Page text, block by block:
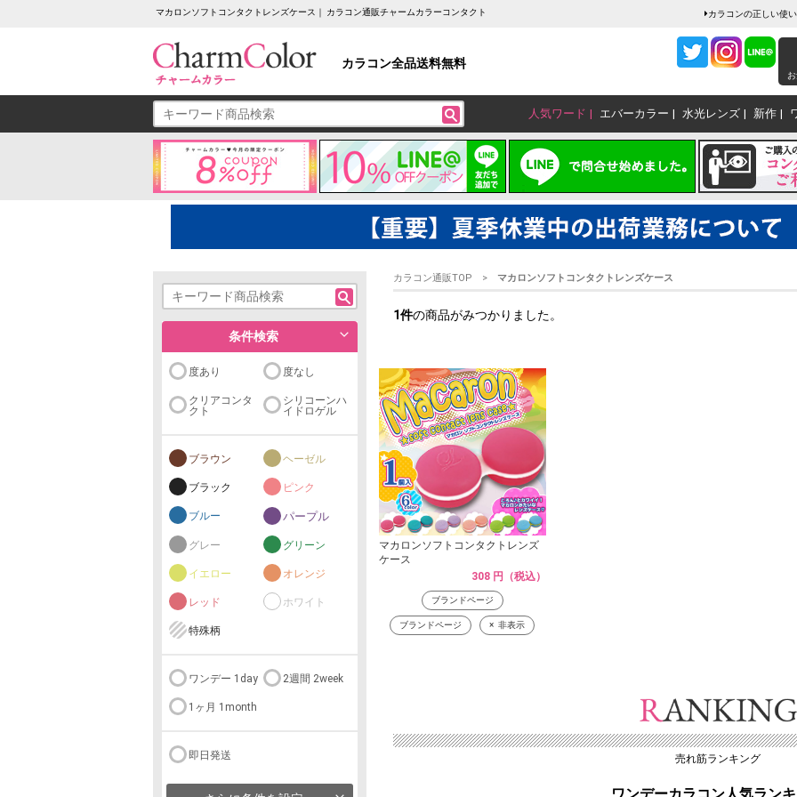
マカロンソフトコンタクトレンズケース｜ カラコン通販チャームカラーコンタクト カラコンの正しい使
カラコン全品送料無料
人気ワード エバーカラー 水光レンズ 新作
条件検索
度あり 度なし
クリアコンタ
クト
シリコーンハ
イドロゲル
ブラウン ヘーゼル
ブラック ピンク
ブルー パープル
グレー グリーン
イエロー オレンジ
レッド ホワイト
特殊柄
ワンデー 1day 2週間 2week
1ヶ月 1month
即日発送
カラコン通販TOP マカロンソフトコンタクトレンズケース
1件の商品がみつかりました。
マカロンソフトコンタクトレンズ
ケース
308 円（税込）
ブランドページ
ブランドページ 非表示
売れ筋ランキング